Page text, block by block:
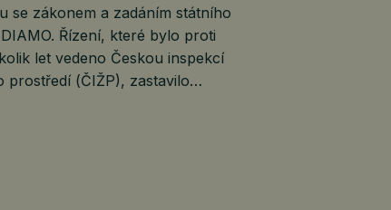
se zákonem a zadáním státního
Řízení, které bylo proti
let vedeno Českou inspekcí
prostředí (ČIŽP), zastavilo…